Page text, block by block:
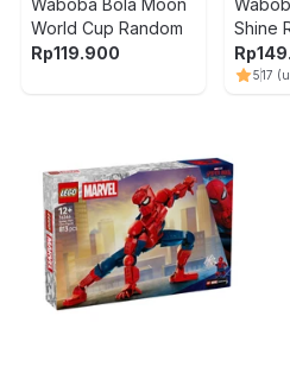
Waboba Bola Moon
World Cup Random
Rp119.900
Shine
Rp
517